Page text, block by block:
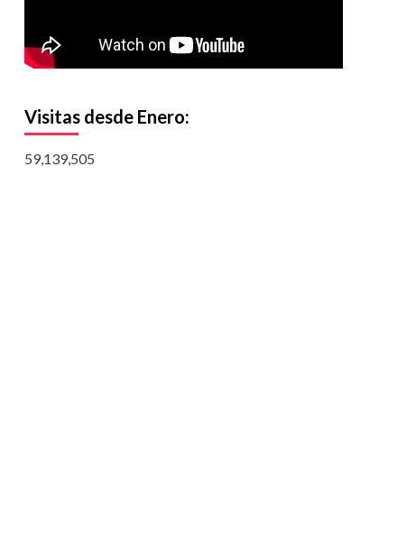
Visitas desde Enero:
59,139,505